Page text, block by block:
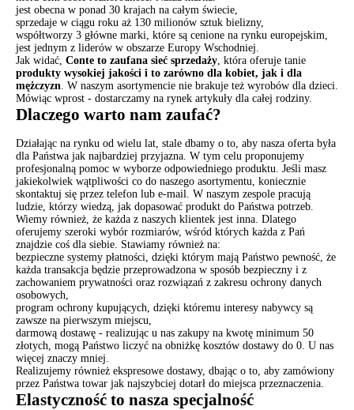
jest obecna w ponad 30 krajach na całym świecie,
sprzedaje w ciągu roku aż 130 milionów sztuk bielizny,
współtworzy 3 główne marki, które są cenione na rynku europejskim,
jest jednym z liderów w obszarze Europy Wschodniej.
Jak widać, Conte to zaufana sieć sprzedaży , która oferuje tanie
produkty wysokiej jakości i to zarówno dla kobiet, jak i dla
mężczyzn . W naszym asortymencie nie brakuje też wyrobów dla dzieci.
Mówiąc wprost - dostarczamy na rynek artykuły dla całej rodziny.
Dlaczego warto nam zaufać?
Działając na rynku od wielu lat, stale dbamy o to, aby nasza oferta była
dla Państwa jak najbardziej przyjazna. W tym celu proponujemy
profesjonalną pomoc w wyborze odpowiedniego produktu. Jeśli masz
jakiekolwiek wątpliwości co do naszego asortymentu, koniecznie
skontaktuj się przez telefon lub e-mail. W naszym zespole pracują
ludzie, którzy wiedzą, jak dopasować produkt do Państwa potrzeb.
Wiemy również, że każda z naszych klientek jest inna. Dlatego
oferujemy szeroki wybór rozmiarów, wśród których każda z Pań
znajdzie coś dla siebie. Stawiamy również na:
bezpieczne systemy płatności, dzięki którym mają Państwo pewność, że
każda transakcja będzie przeprowadzona w sposób bezpieczny i z
zachowaniem prywatności oraz rozwiązań z zakresu ochrony danych
osobowych,
program ochrony kupujących, dzięki któremu interesy nabywcy są
zawsze na pierwszym miejscu,
darmową dostawę - realizując u nas zakupy na kwotę minimum 50
złotych, mogą Państwo liczyć na obniżkę kosztów dostawy do 0. U nas
więcej znaczy mniej.
Realizujemy również ekspresowe dostawy, dbając o to, aby zamówiony
przez Państwa towar jak najszybciej dotarł do miejsca przeznaczenia.
Elastyczność to nasza specjalność